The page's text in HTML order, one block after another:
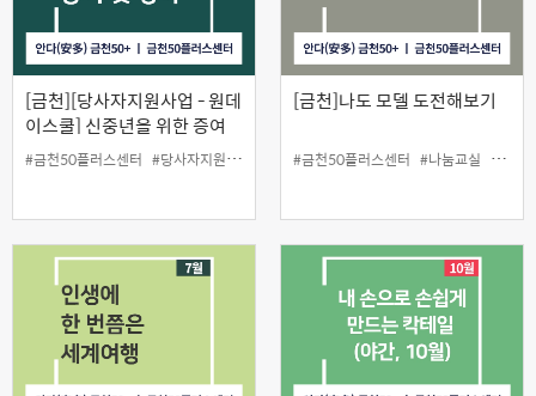
[금천][당사자지원사업 - 원데
이스쿨] 신중년을 위한 증여
및 상속
#금천50플러스센터 #당사자지원 #신중년을 위한 증여 및 상속 #원데이스쿨
[금천]나도 모델 도전해보기
#금천50플러스센터 #나눔교실 #시니